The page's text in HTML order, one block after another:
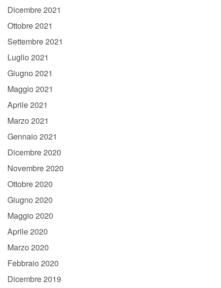
Dicembre 2021
Ottobre 2021
Settembre 2021
Luglio 2021
Giugno 2021
Maggio 2021
Aprile 2021
Marzo 2021
Gennaio 2021
Dicembre 2020
Novembre 2020
Ottobre 2020
Giugno 2020
Maggio 2020
Aprile 2020
Marzo 2020
Febbraio 2020
Dicembre 2019